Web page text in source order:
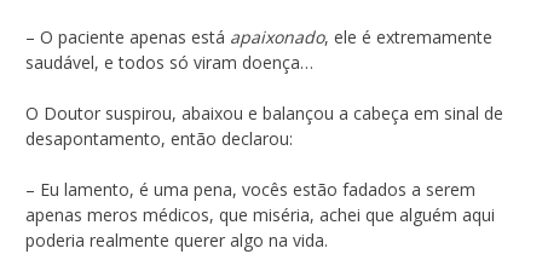
– O paciente apenas está apaixonado, ele é extremamente
saudável, e todos só viram doença…
O Doutor suspirou, abaixou e balançou a cabeça em sinal de
desapontamento, então declarou:
– Eu lamento, é uma pena, vocês estão fadados a serem
apenas meros médicos, que miséria, achei que alguém aqui
poderia realmente querer algo na vida.